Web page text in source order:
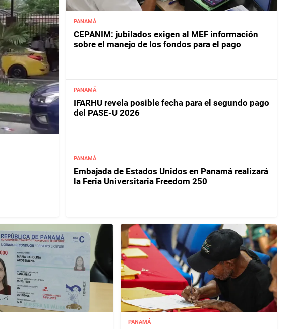
PANAMÁ
CEPANIM: jubilados exigen al MEF información
sobre el manejo de los fondos para el pago
PANAMÁ
IFARHU revela posible fecha para el segundo pago
del PASE-U 2026
PANAMÁ
Embajada de Estados Unidos en Panamá realizará
la Feria Universitaria Freedom 250
PANAMÁ